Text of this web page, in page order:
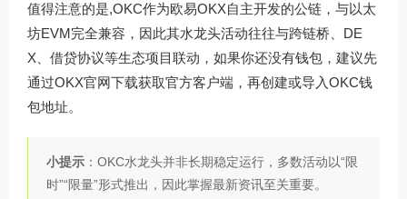
值得注意的是,OKC作为欧易OKX自主开发的公链，与以太
坊EVM完全兼容，因此其水龙头活动往往与跨链桥、DE
X、借贷协议等生态项目联动，如果你还没有钱包，建议先
通过OKX官网下载获取官方客户端，再创建或导入OKC钱
包地址。
小提示 ：OKC水龙头并非长期稳定运行，多数活动以“限
时”“限量”形式推出，因此掌握最新资讯至关重要。